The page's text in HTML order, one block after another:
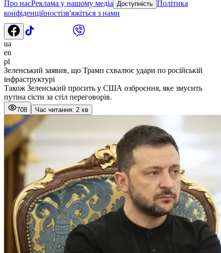
Про насРеклама у нашому медіа Доступність Політика
конфіденційностізв'яжіться з нами
ua
en
pl
Зеленський заявив, що Трамп схвалює удари по російській
інфраструктурі
Також Зеленський просить у США озброєння, яке змусить
путіна сісти за стіл переговорів.
708 Час читання: 2 хв